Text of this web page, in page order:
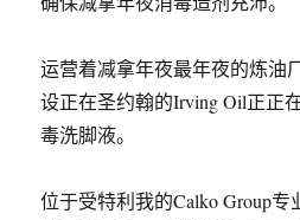
运营着减拿年夜最年夜的炼油
设正在圣约翰的Irving Oil正正
毒洗脚液。
位于受特利我的Calko Group